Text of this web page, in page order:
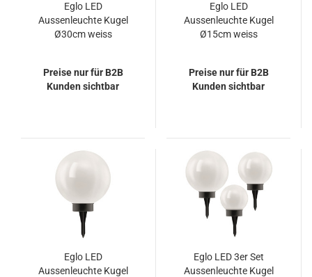
Eglo LED
Aussenleuchte Kugel
Ø30cm weiss
Preise nur für B2B
Kunden sichtbar
Eglo LED
Aussenleuchte Kugel
Ø15cm weiss
Preise nur für B2B
Kunden sichtbar
Eglo LED
Aussenleuchte Kugel
Eglo LED 3er Set
Aussenleuchte Kugel